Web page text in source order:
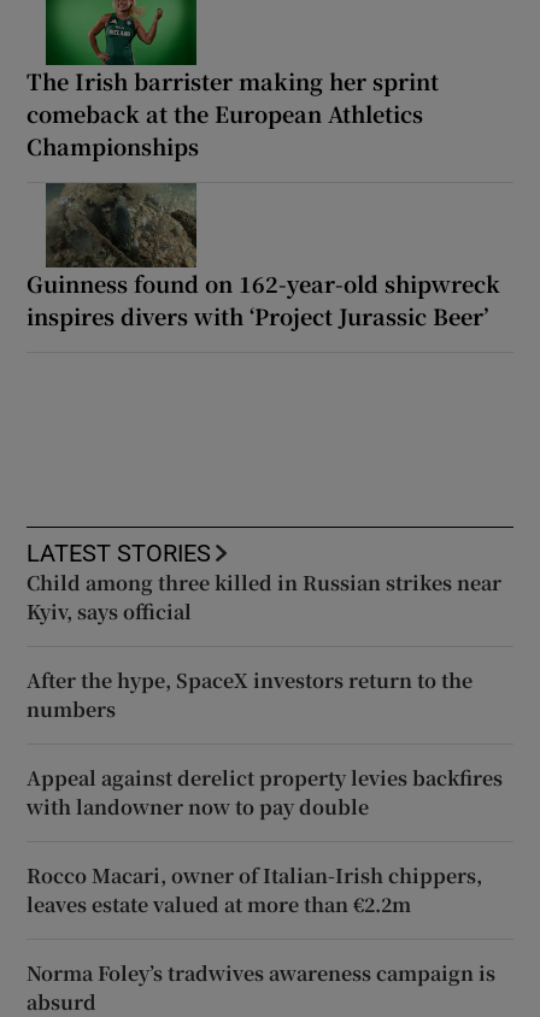
The Irish barrister making her sprint
comeback at the European Athletics
Championships
Guinness found on 162-year-old shipwreck
inspires divers with ‘Project Jurassic Beer’
LATEST STORIES
Child among three killed in Russian strikes near
Kyiv, says official
After the hype, SpaceX investors return to the
numbers
Appeal against derelict property levies backfires
with landowner now to pay double
Rocco Macari, owner of Italian-Irish chippers,
leaves estate valued at more than €2.2m
Norma Foley’s tradwives awareness campaign is
absurd